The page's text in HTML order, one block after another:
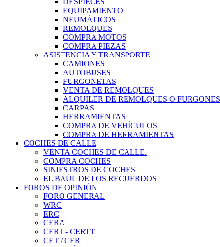
DESPIECES
EQUIPAMIENTO
NEUMÁTICOS
REMOLQUES
COMPRA MOTOS
COMPRA PIEZAS
ASISTENCIA Y TRANSPORTE
CAMIONES
AUTOBUSES
FURGONETAS
VENTA DE REMOLQUES
ALQUILER DE REMOLQUES O FURGONES
CARPAS
HERRAMIENTAS
COMPRA DE VEHÍCULOS
COMPRA DE HERRAMIENTAS
COCHES DE CALLE
VENTA COCHES DE CALLE.
COMPRA COCHES
SINIESTROS DE COCHES
EL BAÚL DE LOS RECUERDOS
FOROS DE OPINIÓN
FORO GENERAL
WRC
ERC
CERA
CERT - CERTT
CET / CER